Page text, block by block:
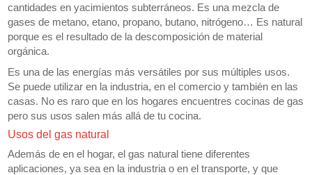
cantidades en yacimientos subterráneos. Es una mezcla de
gases de metano, etano, propano, butano, nitrógeno… Es natural
porque es el resultado de la descomposición de material
orgánica.
Es una de las energías más versátiles por sus múltiples usos.
Se puede utilizar en la industria, en el comercio y también en las
casas. No es raro que en los hogares encuentres cocinas de gas
pero sus usos salen más allá de tu cocina.
Usos del gas natural
Además de en el hogar, el gas natural tiene diferentes
aplicaciones, ya sea en la industria o en el transporte, y que